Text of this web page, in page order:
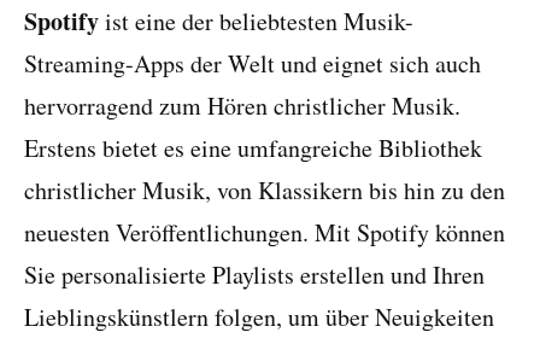
Spotifyist eine der beliebtesten Musik-
Streaming-Apps der Welt und eignet sich auch
hervorragend zum Hören christlicher Musik.
Erstens bietet es eine umfangreiche Bibliothek
christlicher Musik, von Klassikern bis hin zu den
neuesten Veröffentlichungen. Mit Spotify können
Sie personalisierte Playlists erstellen und Ihren
Lieblingskünstlern folgen, um über Neuigkeiten